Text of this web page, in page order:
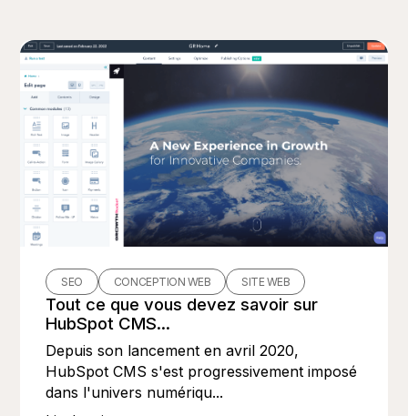
SEO CONCEPTION WEB SITE WEB
Tout ce que vous devez savoir sur
HubSpot CMS...
Depuis son lancement en avril 2020,
HubSpot CMS s'est progressivement imposé
dans l'univers numériqu...